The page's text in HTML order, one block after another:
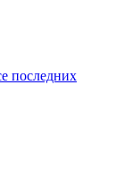
последних